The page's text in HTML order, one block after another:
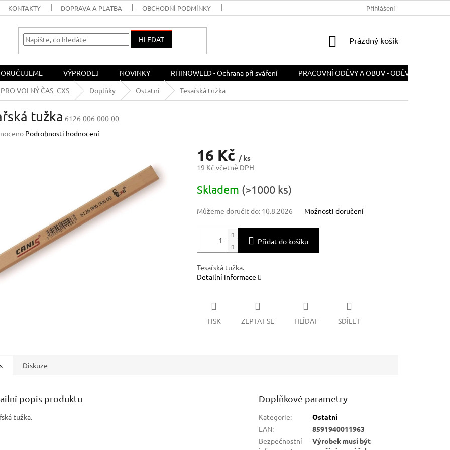
KONTAKTY DOPRAVA A PLATBA OBCHODNÍ PODMÍNKY ODSTOUPENÍ OD
Přihlášení
HLEDAT
NÁKUPNÍ
Prázdný košík
VÝPRODEJ NOVINKY RHINOWELD - Ochrana při sváření
PRACOVNÍ ODĚVY A OBUV - ODĚVY A OBUV
VOLNÝ ČAS- CXS Doplňky Ostatní Tesařská tužka
tužka 6126-006-000-00
Podrobnosti hodnocení
16 Kč / ks
19 Kč včetně DPH
cena:
Skladem (>1000 ks)
Můžeme doručit do: 10.8.2026 Možnosti doručení
Přidat do košíku
Tesařská tužka.
Detailní informace
TISK ZEPTAT SE HLÍDAT SDÍLET
Diskuze
popis produktu
tužka.
Doplňkové parametry
Kategorie:
Ostatní
EAN:
8591940011963
Bezpečnostní
Výrobek musí být